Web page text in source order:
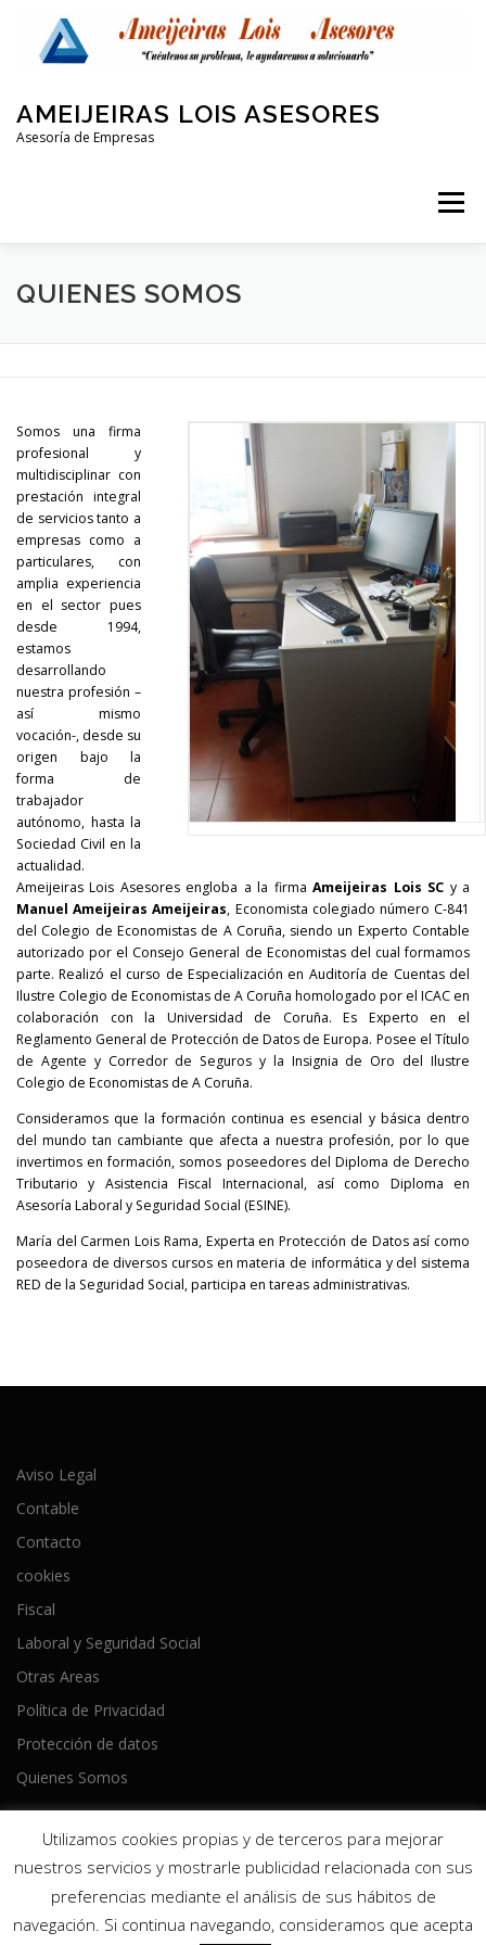
contenido
AMEIJEIRAS LOIS ASESORES
Asesoría de Empresas
Menú
QUIENES SOMOS LABORAL Y SEGURIDAD SOCIAL
OTRAS AREAS CONTACTO
QUIENES SOMOS
Somos una firma
profesional y
multidisciplinar con
prestación integral
de servicios tanto a
empresas como a
particulares, con
amplia experiencia
en el sector pues
desde 1994,
estamos
desarrollando
nuestra profesión –
así mismo
vocación-, desde su
origen bajo la
forma de
trabajador
autónomo, hasta la
Sociedad Civil en la
actualidad.
Ameijeiras Lois Asesores engloba a la firmaAmeijeiras Lois SC y a
Manuel Ameijeiras Ameijeiras, Economista colegiado número C-841
del Colegio de Economistas de A Coruña, siendo un Experto Contable
autorizado por el Consejo General de Economistas del cual formamos
parte. Realizó el curso de Especialización en Auditoría de Cuentas del
Ilustre Colegio de Economistas de A Coruña homologado por el ICAC en
colaboración con la Universidad de Coruña. Es Experto en el
Reglamento General de Protección de Datos de Europa. Posee el Título
de Agente y Corredor de Seguros y la Insignia de Oro del Ilustre
Colegio de Economistas de A Coruña.
Consideramos que la formación continua es esencial y básica dentro
del mundo tan cambiante que afecta a nuestra profesión, por lo que
invertimos en formación, somos poseedores del Diploma de Derecho
Tributario y Asistencia Fiscal Internacional, así como Diploma en
Asesoría Laboral y Seguridad Social (ESINE).
María del Carmen Lois Rama, Experta en Protección de Datos así como
poseedora de diversos cursos en materia de informática y del sistema
RED de la Seguridad Social, participa en tareas administrativas.
Aviso Legal
Contable
Contacto
cookies
Fiscal
Laboral y Seguridad Social
Otras Areas
Política de Privacidad
Protección de datos
Quienes Somos
Copyright © 2026 Ameijeiras Lois Asesores
OnePress
hecho por FameThemes
Utilizamos cookies propias y de terceros para mejorar
nuestros servicios y mostrarle publicidad relacionada con sus
preferencias mediante el análisis de sus hábitos de
navegación. Si continua navegando, consideramos que acepta